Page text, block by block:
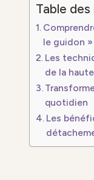
Table
le guidon »
Les
de la
quotidien
Les